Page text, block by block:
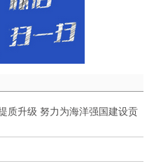
质升级 努力为海洋强国建设贡